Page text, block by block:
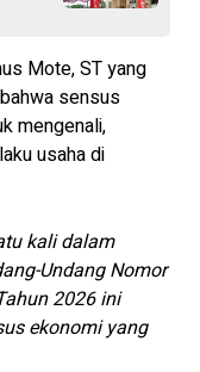
Mote, ST yang
sensus
mengenali,
usaha di
kali dalam
Undang Nomor
2026 ini
ekonomi yang